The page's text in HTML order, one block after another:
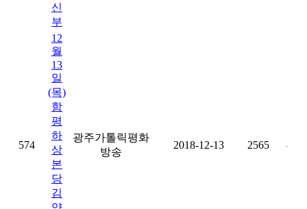
신
부
574
12
월
13
일
(목)
함
평
하
상
본
당
김
광주가톨릭평화
방송
2018-12-13 2565 -